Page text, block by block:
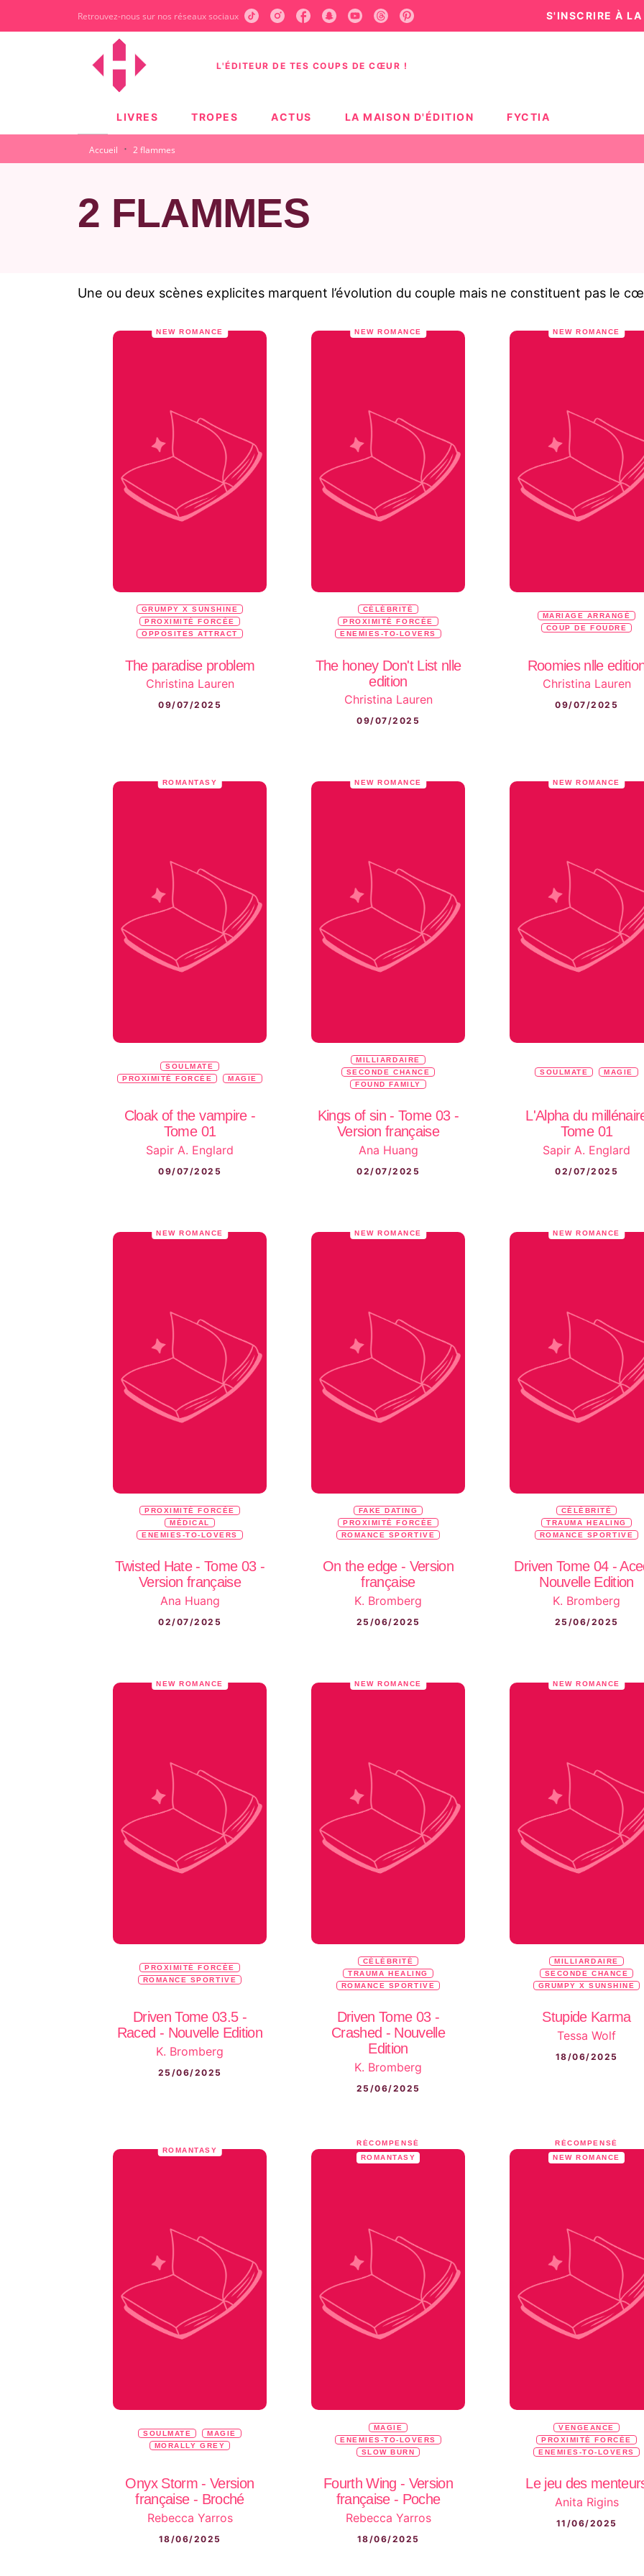
CONTENU PIED DE PAGE
Retrouvez-nous sur nos réseaux sociaux S'INSCRIRE À
L'ÉDITEUR DE TES COUPS DE CŒUR !
LIVRES TROPES ACTUS LA MAISON D'ÉDITION FYCTIA
Accueil · 2 flammes
2 FLAMMES
Une ou deux scènes explicites marquent l’évolution du couple mais ne constituent pas le
NEW ROMANCE
GRUMPY X SUNSHINE
PROXIMITÉ FORCÉE
OPPOSITES ATTRACT
The paradise problem
Christina Lauren
09/07/2025
NEW ROMANCE
CÉLÉBRITÉ
PROXIMITÉ FORCÉE
ENEMIES-TO-LOVERS
The honey Don't List nlle
edition
Christina Lauren
09/07/2025
NEW ROMANCE
MARIAGE ARRANGÉ
COUP DE FOUDRE
Roomies nlle
Christina Lauren
09/07/2025
ROMANTASY
SOULMATE
PROXIMITÉ FORCÉE
MAGIE
Cloak of the vampire -
Tome 01
Sapir A. Englard
09/07/2025
NEW ROMANCE
MILLIARDAIRE
SECONDE CHANCE
FOUND FAMILY
Kings of sin - Tome 03 -
Version française
Ana Huang
02/07/2025
NEW ROMANCE
SOULMATE MAGIE
L'Alpha du
Tome 01
Sapir A. Englard
02/07/2025
NEW ROMANCE
PROXIMITÉ FORCÉE
MÉDICAL
ENEMIES-TO-LOVERS
Twisted Hate - Tome 03 -
Version française
Ana Huang
02/07/2025
NEW ROMANCE
FAKE DATING
PROXIMITÉ FORCÉE
ROMANCE SPORTIVE
On the edge - Version
française
K. Bromberg
25/06/2025
NEW ROMANCE
CÉLÉBRITÉ
TRAUMA HEALING
ROMANCE SPORTIVE
Driven Tome 04 -
Nouvelle Edition
K. Bromberg
25/06/2025
NEW ROMANCE
PROXIMITÉ FORCÉE
ROMANCE SPORTIVE
Driven Tome 03.5 -
Raced - Nouvelle Edition
K. Bromberg
25/06/2025
NEW ROMANCE
CÉLÉBRITÉ
TRAUMA HEALING
ROMANCE SPORTIVE
Driven Tome 03 -
Crashed - Nouvelle
Edition
K. Bromberg
25/06/2025
NEW ROMANCE
MILLIARDAIRE
SECONDE CHANCE
GRUMPY X SUNSHINE
Stupide Karma
Tessa Wolf
18/06/2025
ROMANTASY
SOULMATE
MAGIE
MORALLY GREY
Onyx Storm - Version
française - Broché
Rebecca Yarros
18/06/2025
RÉCOMPENSÉ
ROMANTASY
MAGIE
ENEMIES-TO-LOVERS
SLOW BURN
Fourth Wing - Version
française - Poche
Rebecca Yarros
18/06/2025
RÉCOMPENSÉ
NEW ROMANCE
VENGEANCE
PROXIMITÉ FORCÉE
ENEMIES-TO-LOVERS
Le jeu des
Anita Rigins
11/06/2025